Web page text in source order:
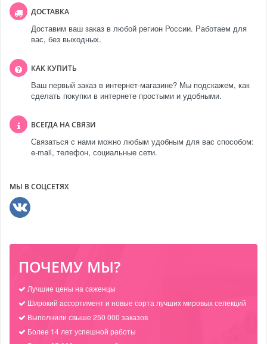
ДОСТАВКА
Доставим ваш заказ в любой регион России. Работаем для
вас, без выходных.
КАК КУПИТЬ
Ваш первый заказ в интернет-магазине? Мы подскажем, как
сделать покупки в интернете простыми и удобными.
ВСЕГДА НА СВЯЗИ
Связаться с нами можно любым удобным для вас способом:
e-mail, телефон, социальные сети.
МЫ В СОЦСЕТЯХ
ПОЧЕМУ МЫ?
Лучшие цены на саженцы
Широкий ассортимент и новые сорта лучших мировых селекций
Выполнили свыше 250 000 заказов
Более 14 лет успешной работы